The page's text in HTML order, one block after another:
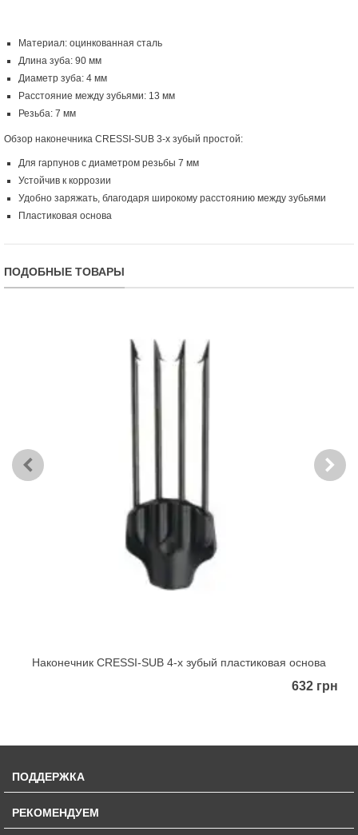
Материал: оцинкованная сталь
Длина зуба: 90 мм
Диаметр зуба: 4 мм
Расстояние между зубьями: 13 мм
Резьба: 7 мм
Обзор наконечника CRESSI-SUB 3-х зубый простой:
Для гарпунов с диаметром резьбы 7 мм
Устойчив к коррозии
Удобно заряжать, благодаря широкому расстоянию между зубьями
Пластиковая основа
ПОДОБНЫЕ ТОВАРЫ
Наконечник CRESSI-SUB 4-x зубый пластиковая основа
632 грн
ПОДДЕРЖКА
РЕКОМЕНДУЕМ